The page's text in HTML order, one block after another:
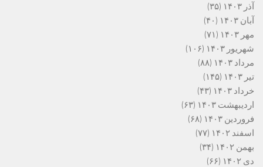
آذر ۱۴۰۳
(۳۵)
آبان ۱۴۰۳
(۴۰)
مهر ۱۴۰۳
(۷۱)
شهریور ۱۴۰۳
(۱۰۶)
مرداد ۱۴۰۳
(۸۸)
تیر ۱۴۰۳
(۱۴۵)
خرداد ۱۴۰۳
(۴۳)
اردیبهشت ۱۴۰۳
(۶۳)
فروردین ۱۴۰۳
(۶۸)
اسفند ۱۴۰۲
(۷۷)
بهمن ۱۴۰۲
(۳۴)
دی ۱۴۰۲
(۶۶)